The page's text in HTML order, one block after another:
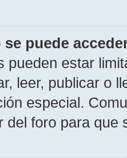
se puede
pueden estar
leer, publicar o
especial.
del foro para que